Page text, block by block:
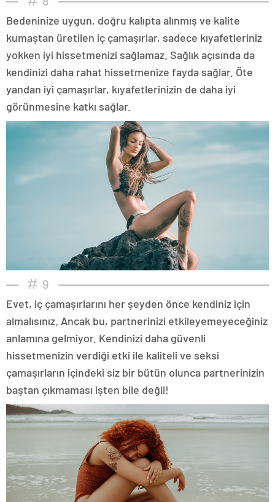
Bedeninize uygun, doğru kalıpta alınmış ve kalite
kumaştan üretilen iç çamaşırlar, sadece kıyafetleriniz
yokken iyi hissetmenizi sağlamaz. Sağlık açısında da
kendinizi daha rahat hissetmenize fayda sağlar. Öte
yandan iyi çamaşırlar, kıyafetlerinizin de daha iyi
görünmesine katkı sağlar.
9
Evet, iç çamaşırlarını her şeyden önce kendiniz için
almalısınız. Ancak bu, partnerinizi etkileyemeyeceğiniz
anlamına gelmiyor. Kendinizi daha güvenli
hissetmenizin verdiği etki ile kaliteli ve seksi
çamaşırların içindeki siz bir bütün olunca partnerinizin
baştan çıkmaması işten bile değil!